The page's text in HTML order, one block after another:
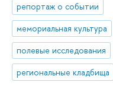
репортаж о событии
мемориальная культура
полевые исследования
региональные кладбища